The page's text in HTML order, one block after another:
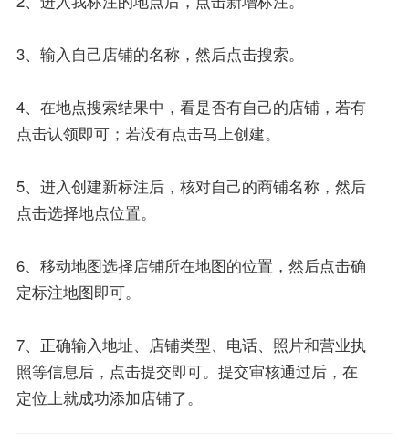
3、输入自己店铺的名称，然后点击搜索。
4、在地点搜索结果中，看是否有自己的店铺，若有
点击认领即可；若没有点击马上创建。
5、进入创建新标注后，核对自己的商铺名称，然后
点击选择地点位置。
6、移动地图选择店铺所在地图的位置，然后点击确
定标注地图即可。
7、正确输入地址、店铺类型、电话、照片和营业执
照等信息后，点击提交即可。提交审核通过后，在
定位上就成功添加店铺了。